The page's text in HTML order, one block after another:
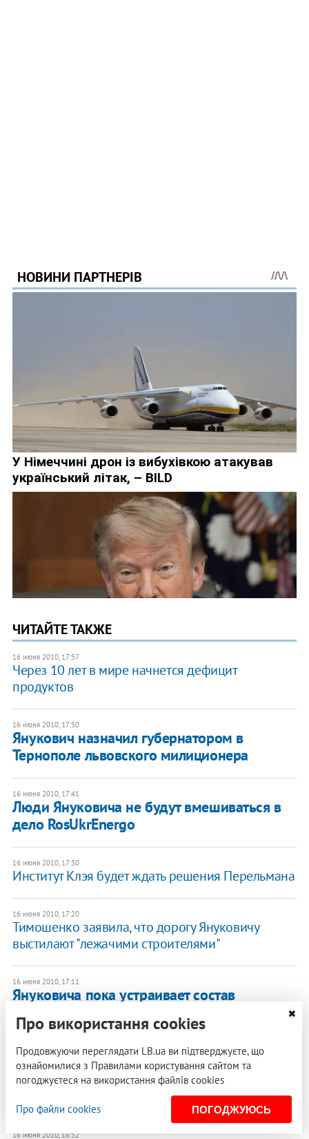
ЧИТАЙТЕ ТАКЖЕ
16 июня 2010, 17:57
Через 10 лет в мире начнется дефицит
продуктов
16 июня 2010, 17:50
Янукович назначил губернатором в
Тернополе львовского милиционера
16 июня 2010, 17:41
Люди Януковича не будут вмешиваться в
дело RosUkrEnergo
16 июня 2010, 17:30
Институт Клэя будет ждать решения Перельмана
16 июня 2010, 17:20
Тимошенко заявила, что дорогу Януковичу
выстилают "лежачими строителями"
16 июня 2010, 17:11
Януковича пока устраивает состав
16 июня 2010, 17:06
ООО "Союз" в пятницу действовало на
основании определения суда, а не решения -
16 июня 2010, 16:52
Про використання cookies
Продовжуючи переглядати LB.ua ви підтверджуєте, що
ознайомилися з Правилами користування сайтом та
погоджуєтеся на використання файлів cookies
Про файли cookies ПОГОДЖУЮСЬ